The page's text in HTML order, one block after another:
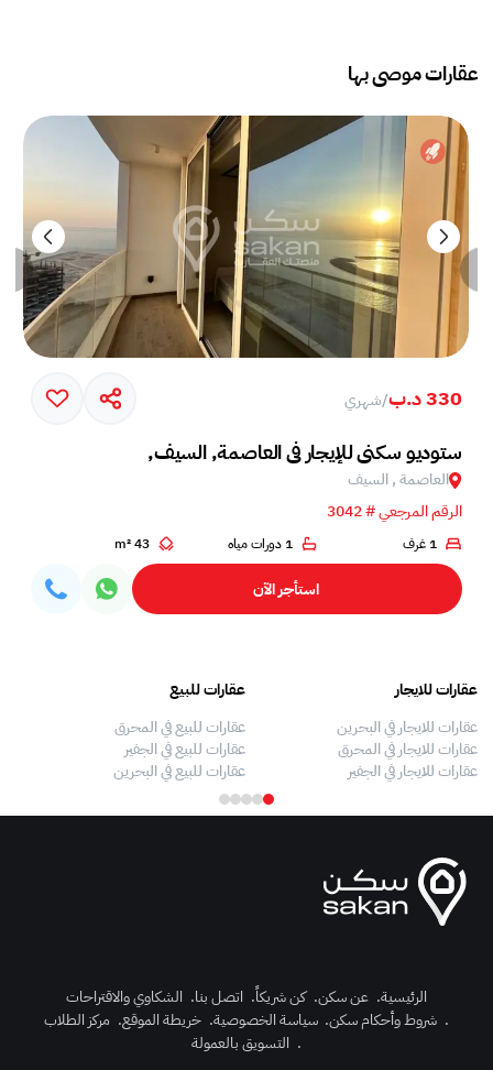
عقارات موصى بها
330 د.ب /شهري
ستوديو سكني للإيجار في العاصمة, السيف,
العاصمة , السيف
الرقم المرجعي # 3042
1 غرف 1 دورات مياه 43 m²
استأجر الآن
عقارات للايجار
عقارات للايجار في البحرين
عقارات للايجار في المحرق
عقارات للايجار في الجفير
عقارات للبيع
عقارات للبيع في المحرق
عقارات للبيع في الجفير
عقارات للبيع في البحرين
الرئيسية. عن سكن. كن شريكاً. اتصل بنا. الشكاوي والاقتراحات
. شروط وأحكام سكن. سياسة الخصوصية. خريطة الموقع. مركز الطلاب
. التسويق بالعمولة